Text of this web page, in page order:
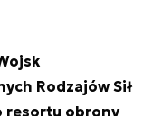
Rodzajów Sił
resortu obrony